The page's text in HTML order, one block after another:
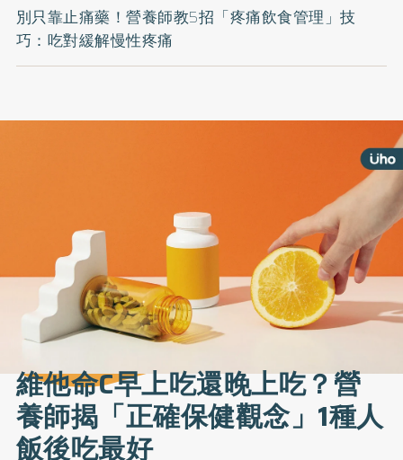
別只靠止痛藥！營養師教5招「疼痛飲食管理」技
巧：吃對緩解慢性疼痛
維他命C早上吃還晚上吃？營
養師揭「正確保健觀念」1種人
飯後吃最好